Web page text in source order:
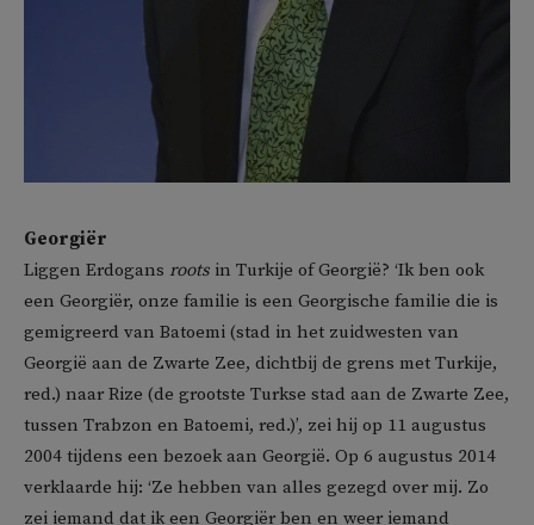
Georgiër
Liggen Erdogans roots in Turkije of Georgië? ‘Ik ben ook
een Georgiër, onze familie is een Georgische familie die is
gemigreerd van Batoemi (stad in het zuidwesten van
Georgië aan de Zwarte Zee, dichtbij de grens met Turkije,
red.) naar Rize (de grootste Turkse stad aan de Zwarte Zee,
tussen Trabzon en Batoemi, red.)’, zei hij op 11 augustus
2004 tijdens een bezoek aan Georgië. Op 6 augustus 2014
verklaarde hij: ‘Ze hebben van alles gezegd over mij. Zo
zei iemand dat ik een Georgiër ben en weer iemand